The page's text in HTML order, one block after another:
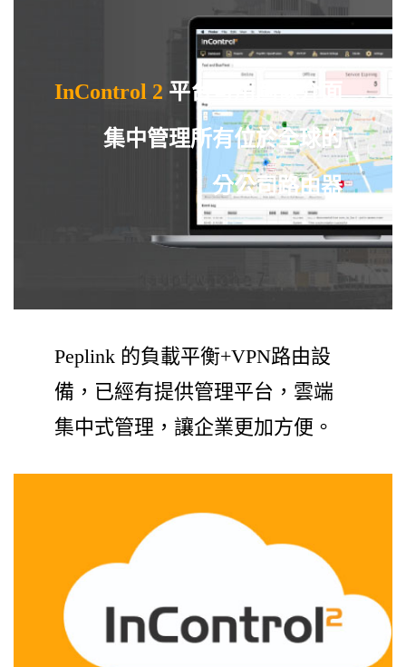
InControl 2 平台可用圖像介面
集中管理所有位於全球的
分公司路由器
Peplink 的負載平衡+VPN路由設
備，已經有提供管理平台，雲端
集中式管理，讓企業更加方便。